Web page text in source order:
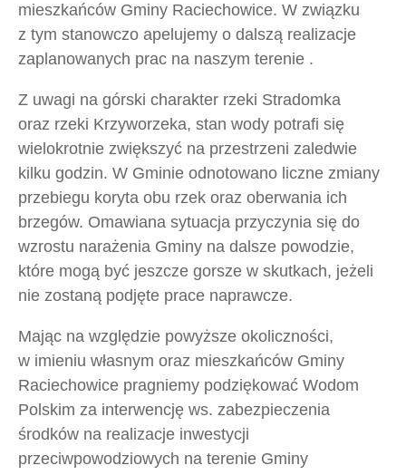
mieszkańców Gminy Raciechowice. W związku
z tym stanowczo apelujemy o dalszą realizacje
zaplanowanych prac na naszym terenie .
Z uwagi na górski charakter rzeki Stradomka
oraz rzeki Krzyworzeka, stan wody potrafi się
wielokrotnie zwiększyć na przestrzeni zaledwie
kilku godzin. W Gminie odnotowano liczne zmiany
przebiegu koryta obu rzek oraz oberwania ich
brzegów. Omawiana sytuacja przyczynia się do
wzrostu narażenia Gminy na dalsze powodzie,
które mogą być jeszcze gorsze w skutkach, jeżeli
nie zostaną podjęte prace naprawcze.
Mając na względzie powyższe okoliczności,
w imieniu własnym oraz mieszkańców Gminy
Raciechowice pragniemy podziękować Wodom
Polskim za interwencję ws. zabezpieczenia
środków na realizacje inwestycji
przeciwpowodziowych na terenie Gminy